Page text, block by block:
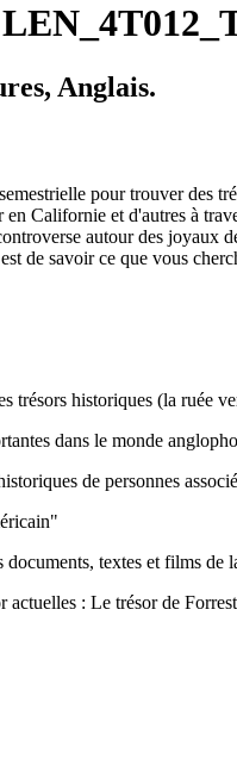
Anglais.
pour trouver des
Californie et d'autres à
autour des joyaux
de savoir ce que vous
trésors historiques (la ruée
dans le monde
de personnes
documents, textes et films
actuelles : Le trésor de